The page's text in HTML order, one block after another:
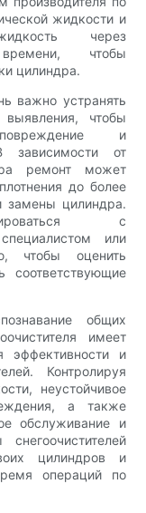
жидкости и
через
чтобы
цилиндра.
важно устранять
чтобы
и
зависимости от
ремонт может
до более
замены цилиндра.
с
или
чтобы оценить
соответствующие
общих
имеет
эффективности и
Контролируя
неустойчивое
а также
обслуживание и
цилиндров и
операций по